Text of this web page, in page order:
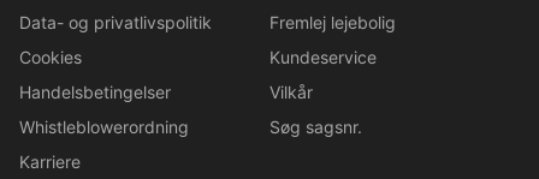
Data- og privatlivspolitik
Cookies
Handelsbetingelser
Whistleblowerordning
Karriere
Fremlej lejebolig
Kundeservice
Vilkår
Søg sagsnr.